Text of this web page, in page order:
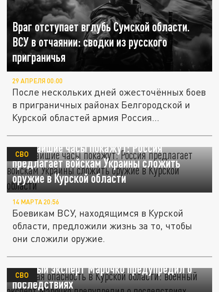
Враг отступает вглубь Сумской области.
ВСУ в отчаянии: сводки из русского
приграничья
29 АПРЕЛЯ 00:00
После нескольких дней ожесточённых боев
в приграничных районах Белгородской и
Курской областей армия Россия...
Ближайшие часы покажут: Россия
предлагает войскам Украины сложить
оружие в Курской области
СВО
14 МАРТА 20:56
Боевикам ВСУ, находящимся в Курской
области, предложили жизнь за то, чтобы
они сложили оружие.
Минная опасность в Курской области:
военный эксперт Марочко предупредил о
последствиях
СВО